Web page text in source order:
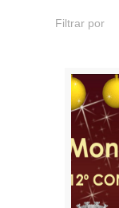
Filtrar por